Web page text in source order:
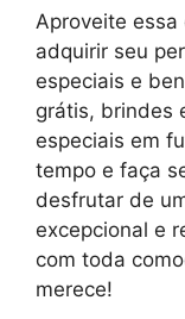
Aproveite
adquirir seu
especiais e
grátis, brindes
especiais em
tempo e faça
desfrutar de
excepcional e
com toda
merece!